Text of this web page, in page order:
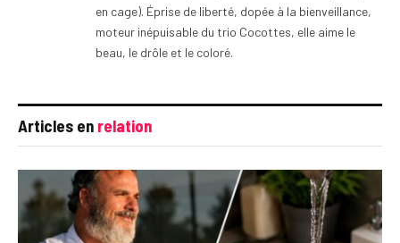
en cage). Éprise de liberté, dopée à la bienveillance,
moteur inépuisable du trio Cocottes, elle aime le
beau, le drôle et le coloré.
Articles en relation